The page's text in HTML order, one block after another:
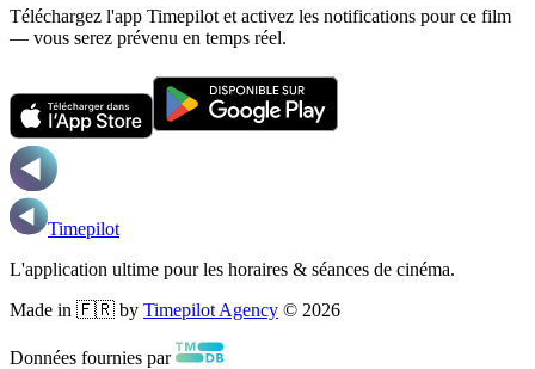
Téléchargez l'app Timepilot et activez les notifications pour ce film
— vous serez prévenu en temps réel.
Timepilot
L'application ultime pour les horaires & séances de cinéma.
Made in 🇫🇷 by Timepilot Agency © 2026
Données fournies par